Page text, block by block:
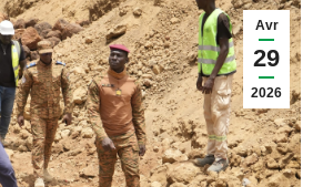
Avr
29
2026